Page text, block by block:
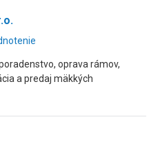
oprava rámov,
a predaj mäkkých